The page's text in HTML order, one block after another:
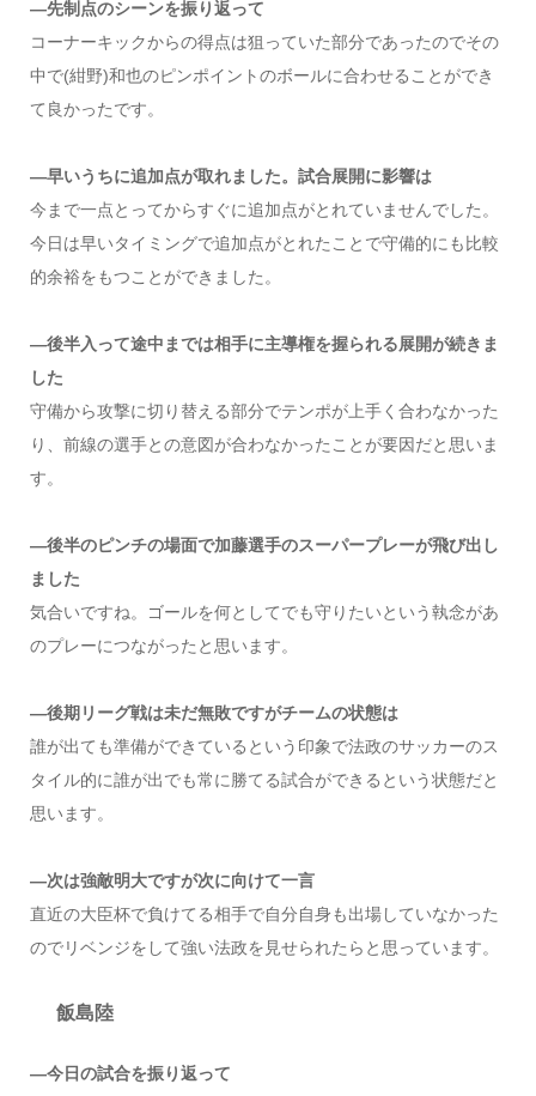
―先制点のシーンを振り返って
コーナーキックからの得点は狙っていた部分であったのでその
中で(紺野)和也のピンポイントのボールに合わせることができ
て良かったです。
―早いうちに追加点が取れました。試合展開に影響は
今まで一点とってからすぐに追加点がとれていませんでした。
今日は早いタイミングで追加点がとれたことで守備的にも比較
的余裕をもつことができました。
―後半入って途中までは相手に主導権を握られる展開が続きま
した
守備から攻撃に切り替える部分でテンポが上手く合わなかった
り、前線の選手との意図が合わなかったことが要因だと思いま
す。
―後半のピンチの場面で加藤選手のスーパープレーが飛び出し
ました
気合いですね。ゴールを何としてでも守りたいという執念があ
のプレーにつながったと思います。
―後期リーグ戦は未だ無敗ですがチームの状態は
誰が出ても準備ができているという印象で法政のサッカーのス
タイル的に誰が出でも常に勝てる試合ができるという状態だと
思います。
―次は強敵明大ですが次に向けて一言
直近の大臣杯で負けてる相手で自分自身も出場していなかった
のでリベンジをして強い法政を見せられたらと思っています。
飯島陸
—今日の試合を振り返って